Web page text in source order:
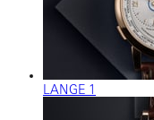
LANGE 1